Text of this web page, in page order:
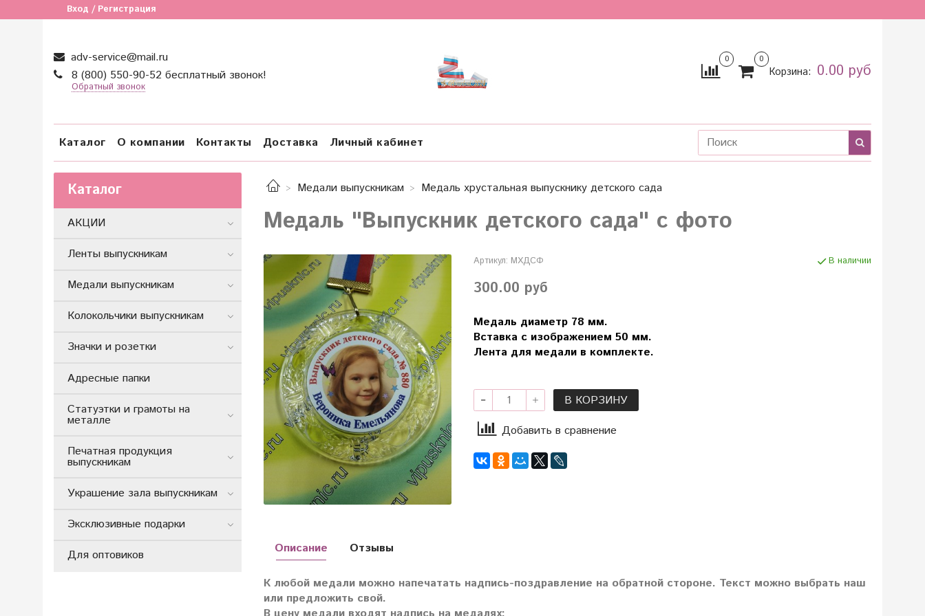
Вход / Регистрация
adv-service@mail.ru
8 (800) 550-90-52 бесплатный звонок!
Обратный звонок
0 0
Корзина: 0.00 руб
Каталог О компании Контакты Доставка Личный кабинет
Медали выпускникам Медаль хрустальная выпускнику детского сада
Медаль "Выпускник детского сада" с фото
Артикул: МХДСФ В наличии
300.00 руб
Медаль диаметр 78 мм.
Вставка с изображением 50 мм.
Лента для медали в комплекте.
В КОРЗИНУ
Добавить в сравнение
Описание
К любой медали можно напечатать надпись-поздравление на обратной стороне. Текст можно выбрать наш
или предложить свой.
Отзывы
Каталог
АКЦИИ
Ленты выпускникам
Медали выпускникам
Колокольчики выпускникам
Значки и розетки
Адресные папки
Статуэтки и грамоты на
металле
Печатная продукция
выпускникам
Украшение зала выпускникам
Эксклюзивные подарки
Для оптовиков